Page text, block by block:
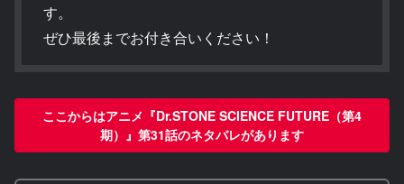
す。
ぜひ最後までお付き合いください！
ここからはアニメ『Dr.STONE SCIENCE FUTURE（第4
期）』第31話のネタバレがあります